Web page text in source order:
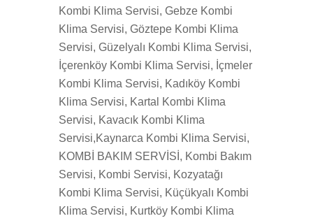
Kombi Klima Servisi, Gebze Kombi
Klima Servisi, Göztepe Kombi Klima
Servisi, Güzelyalı Kombi Klima Servisi,
İçerenköy Kombi Klima Servisi, İçmeler
Kombi Klima Servisi, Kadıköy Kombi
Klima Servisi, Kartal Kombi Klima
Servisi, Kavacık Kombi Klima
Servisi,Kaynarca Kombi Klima Servisi,
KOMBİ BAKIM SERVİSİ, Kombi Bakım
Servisi, Kombi Servisi, Kozyatağı
Kombi Klima Servisi, Küçükyalı Kombi
Klima Servisi, Kurtköy Kombi Klima